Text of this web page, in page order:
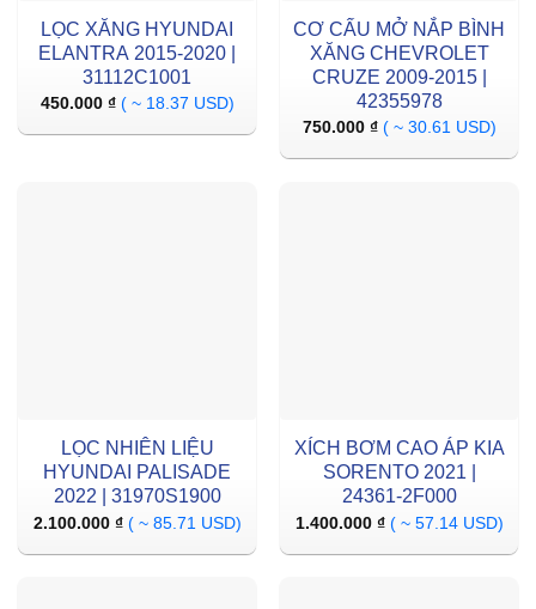
LỌC XĂNG HYUNDAI
ELANTRA 2015-2020 |
31112C1001
450.000 ₫ ( ~ 18.37 USD)
CƠ CẤU MỞ NẮP BÌNH
XĂNG CHEVROLET
CRUZE 2009-2015 |
42355978
750.000 ₫ ( ~ 30.61 USD)
LỌC NHIÊN LIỆU
HYUNDAI PALISADE
2022 | 31970S1900
2.100.000 ₫ ( ~ 85.71 USD)
XÍCH BƠM CAO ÁP KIA
SORENTO 2021 |
24361-2F000
1.400.000 ₫ ( ~ 57.14 USD)